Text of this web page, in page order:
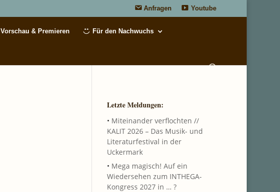
Anfragen Youtube
Vorschau & Premieren Für den Nachwuchs
Letzte Meldungen:
• Miteinander verflochten //
KALIT 2026 – Das Musik- und
Literaturfestival in der
Uckermark
• Mega magisch! Auf ein
Wiedersehen zum INTHEGA-
Kongress 2027 in … ?